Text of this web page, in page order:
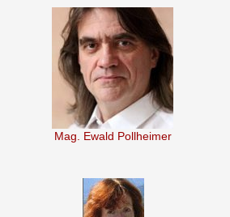
Mag. Ewald Pollheimer